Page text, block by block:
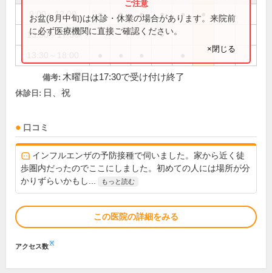
9:00～12:00 ● ● ● ● ●
13:30～17:30 ●
お盆(8月中旬)は休診・休業の場合があります。来院前
に必ず医療機関に直接ご確認ください。
×閉じる
備考: 木曜日は17:30で受け付け終了
休診日: 日、祝
口コミ
インフルエンザの予防接種で伺いました。家から近く徒
歩圏内だったのでここにしました。初めての人には場所が分
かりずらいかもし...
もっと読む
この医院の詳細をみる
アクセス数※